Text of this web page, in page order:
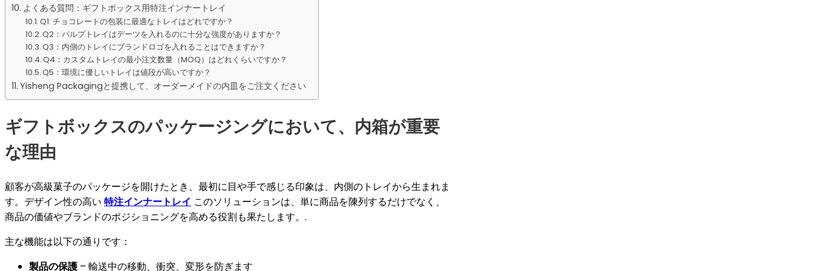
よくある質問：ギフトボックス用特注インナートレイ
Q1: チョコレートの包装に最適なトレイはどれですか？
Q2：パルプトレイはデーツを入れるのに十分な強度がありますか？
Q3：内側のトレイにブランドロゴを入れることはできますか？
Q4：カスタムトレイの最小注文数量（MOQ）はどれくらいですか？
Q5：環境に優しいトレイは値段が高いですか？
Yisheng Packagingと提携して、オーダーメイドの内皿をご注文ください
ギフトボックスのパッケージングにおいて、内箱が重要
な理由
顧客が高級菓子のパッケージを開けたとき、最初に目や手で感じる印象は、内側のトレイから生まれま
す。デザイン性の高い 特注インナートレイ このソリューションは、単に商品を陳列するだけでなく、
商品の価値やブランドのポジショニングを高める役割も果たします。.
主な機能は以下の通りです：
製品の保護 – 輸送中の移動、衝突、変形を防ぎます